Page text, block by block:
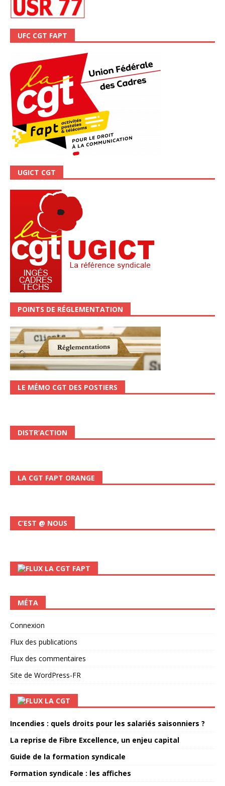
UFC CGT FAPT
UGICT CGT
POINTS DE RÉGLEMENTATION
LE MÉMO CGT DES POSTIERS
DISTR’ACTION
LA CGT FAPT ORANGE
C’EST @ NOUS
LA CGT FAPT
MÉTA
Connexion
Flux des publications
Flux des commentaires
Site de WordPress-FR
LA CGT
Incendies : quels droits pour les salariés saisonniers ?
La reprise de Fibre Excellence, un enjeu capital
Guide de la formation syndicale
Formation syndicale : les affiches